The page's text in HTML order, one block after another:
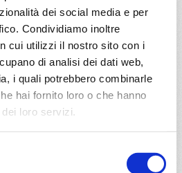
dei social media e per
Condividiamo inoltre
cui utilizzi il nostro sito con i
di analisi dei dati web,
i quali potrebbero combinarle
hai fornito loro o che hanno
loro servizi.
Salerno, Catania, La